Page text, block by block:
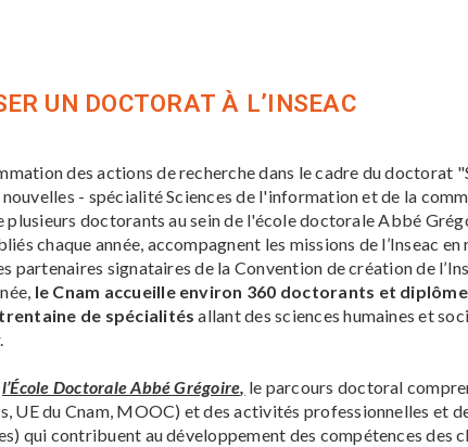
UN DOCTORAT À L’INSEAC
des actions de recherche dans le cadre du doctorat
nouvelles - spécialité Sciences de l'information et de la
plusieurs doctorants au sein de l'école doctorale Abbé
chaque année, accompagnent les missions de l’Inseac
partenaires signataires de la Convention de création de
le Cnam accueille environ 360 doctorants et
de spécialités allant des sciences humaines et
l’École Doctorale Abbé Grégoire, le parcours doctoral
UE du Cnam, MOOC) et des activités professionnelles et
qui contribuent au développement des compétences des